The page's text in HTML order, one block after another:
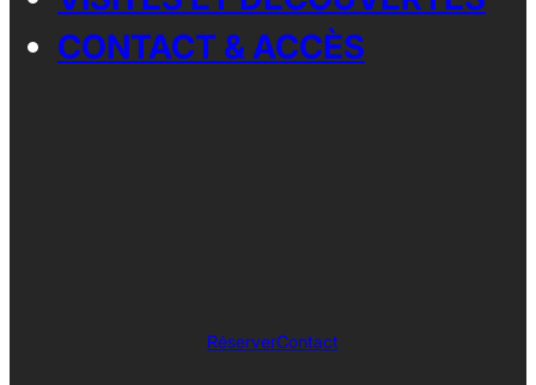
CONTACT & ACCÈS
RéserverContact